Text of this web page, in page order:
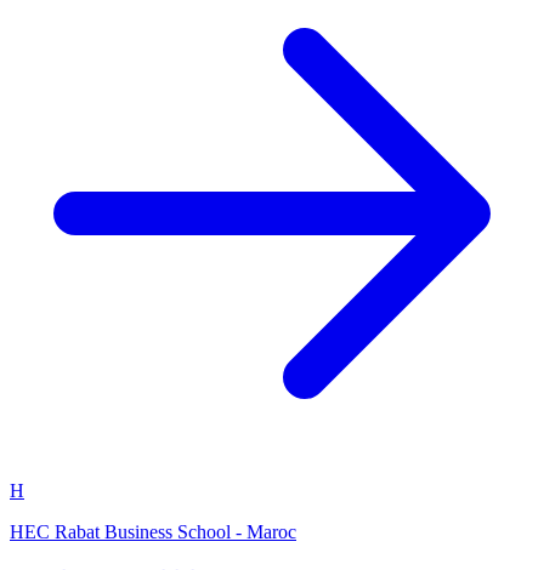
H
HEC Rabat Business School - Maroc